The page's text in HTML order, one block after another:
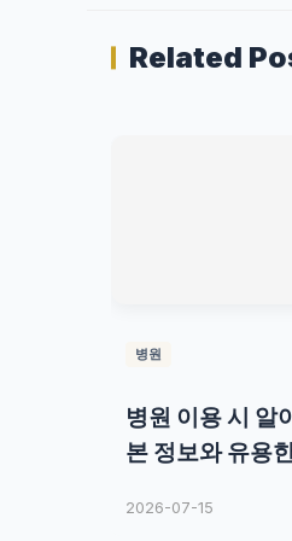
Related
병원
병원 이용 시 알
본 정보와 유용
2026-07-15